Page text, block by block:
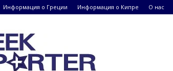
Информация о Греции Информация о Кипре О нас
Греческие
новости
–
greekreporter.com